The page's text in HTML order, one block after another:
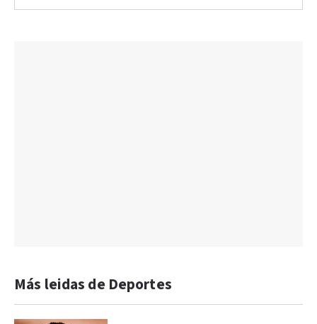
Más leidas de Deportes